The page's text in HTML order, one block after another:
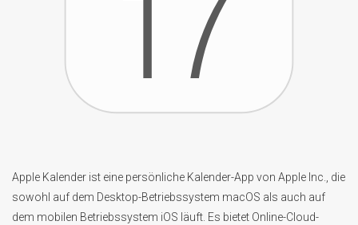
Apple Kalender ist eine persönliche Kalender-App von Apple Inc., die
sowohl auf dem Desktop-Betriebssystem macOS als auch auf
dem mobilen Betriebssystem iOS läuft. Es bietet Online-Cloud-